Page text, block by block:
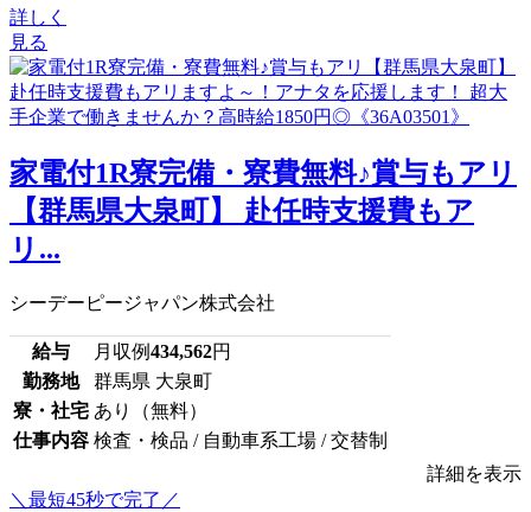
詳しく
見る
家電付1R寮完備・寮費無料♪賞与もアリ
【群馬県大泉町】 赴任時支援費もア
リ...
シーデーピージャパン株式会社
給与 月収例434,562円
勤務地
群馬県 大泉町
寮・社宅 あり（無料）
仕事内容 検査・検品 / 自動車系工場 / 交替制
詳細を表示
＼最短45秒で完了／